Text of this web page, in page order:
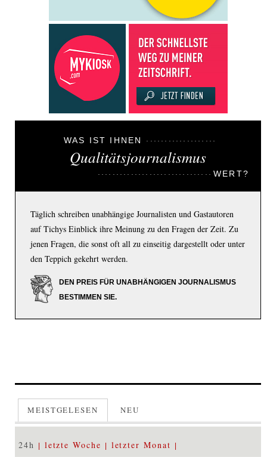
WAS IST IHNEN
Qualitätsjournalismus
WERT?
Täglich schreiben unabhängige Journalisten und Gastautoren
auf Tichys Einblick ihre Meinung zu den Fragen der Zeit. Zu
jenen Fragen, die sonst oft all zu einseitig dargestellt oder unter
den Teppich gekehrt werden.
DEN PREIS FÜR UNABHÄNGIGEN JOURNALISMUS
BESTIMMEN SIE.
MEISTGELESEN NEU
24h letzte Woche letzter Monat